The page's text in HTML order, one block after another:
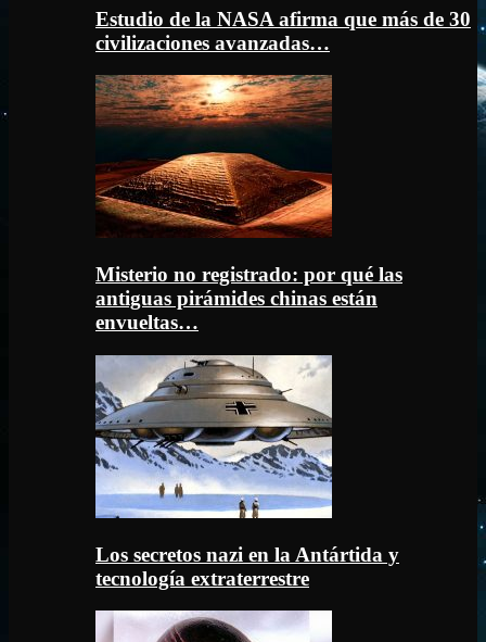
Estudio de la NASA afirma que más de 30
civilizaciones avanzadas…
Misterio no registrado: por qué las
antiguas pirámides chinas están
envueltas…
Los secretos nazi en la Antártida y
tecnología extraterrestre